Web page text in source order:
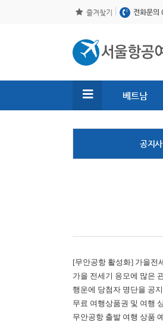
즐겨찾기 전화문
베트남
공지
[무안공항 활성화] 가을전
가을 전세기 응모에 많은
행운에 당첨자 명단을 공
무료 여행상품권 및 여행
무안공항 출발 여행 상품